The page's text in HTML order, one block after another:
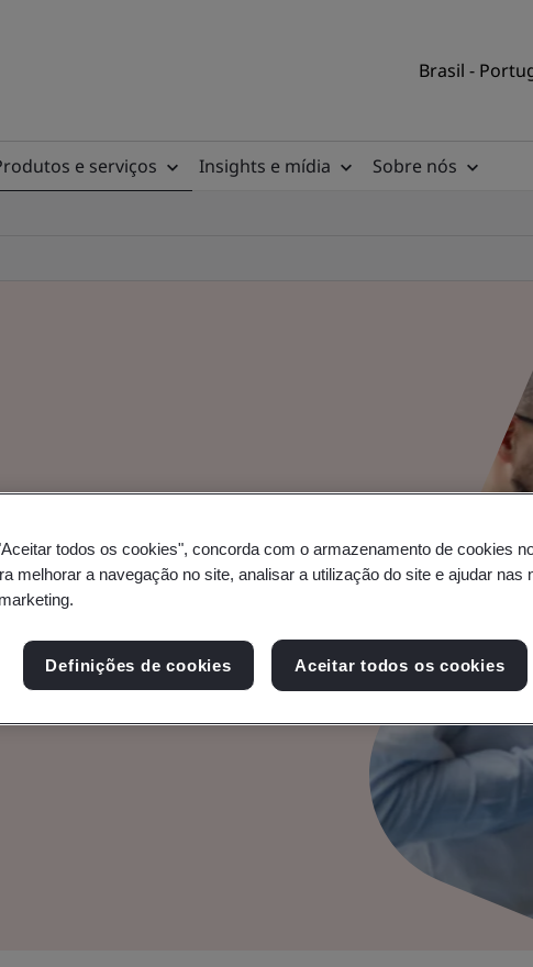
Brasil -
e serviços Insights e mídia
Sobre nós
todos os cookies", concorda com o armazenamento de cookies
melhorar a navegação no site, analisar a utilização do site e ajudar nas
Definições de cookies Aceitar todos os cookies